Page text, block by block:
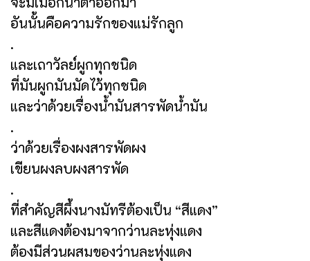
อันนั้นคือความรักของแม่รักลูก
.
และเถาวัลย์ผูกทุกชนิด
ที่มันผูกมันมัดไว้ทุกชนิด
และว่าด้วยเรื่องน้ำมันสารพัดน้ำมัน
.
ว่าด้วยเรื่องผงสารพัดผง
เขียนผงลบผงสารพัด
.
ที่สำคัญสีผึ้งนางมัทรีต้องเป็น “สีแดง”
และสีแดงต้องมาจากว่านละหุ่งแดง
ต้องมีส่วนผสมของว่านละหุ่งแดง